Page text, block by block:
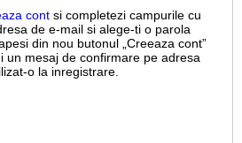
cont si completezi campurile cu
de e-mail si alege-ti o parola
din nou butonul „Creeaza cont”
un mesaj de confirmare pe adresa
o la inregistrare.